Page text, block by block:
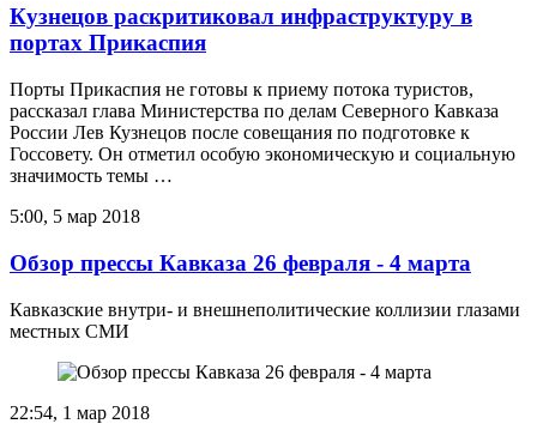
Кузнецов раскритиковал инфраструктуру в
портах Прикаспия
Порты Прикаспия не готовы к приему потока туристов,
рассказал глава Министерства по делам Северного Кавказа
России Лев Кузнецов после совещания по подготовке к
Госсовету. Он отметил особую экономическую и социальную
значимость темы …
5:00, 5 мар 2018
Обзор прессы Кавказа 26 февраля - 4 марта
Кавказские внутри- и внешнеполитические коллизии глазами
местных СМИ
22:54, 1 мар 2018